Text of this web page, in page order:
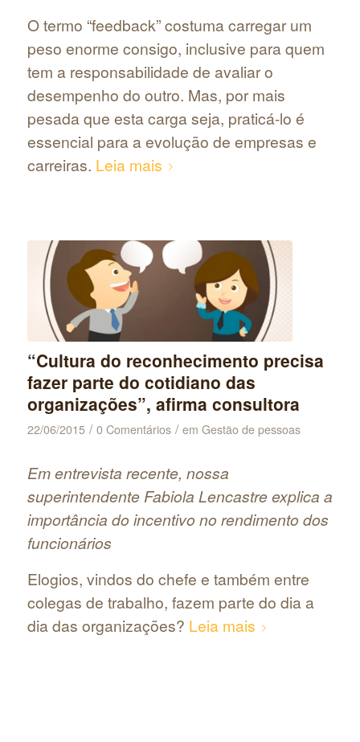
O termo “feedback” costuma carregar um
peso enorme consigo, inclusive para quem
tem a responsabilidade de avaliar o
desempenho do outro. Mas, por mais
pesada que esta carga seja, praticá-lo é
essencial para a evolução de empresas e
carreiras. Leia mais
“Cultura do reconhecimento precisa
fazer parte do cotidiano das
organizações”, afirma consultora
22/06/2015 / 0 Comentários / em Gestão de pessoas
Em entrevista recente, nossa
superintendente Fabiola Lencastre explica a
importância do incentivo no rendimento dos
funcionários
Elogios, vindos do chefe e também entre
colegas de trabalho, fazem parte do dia a
dia das organizações? Leia mais